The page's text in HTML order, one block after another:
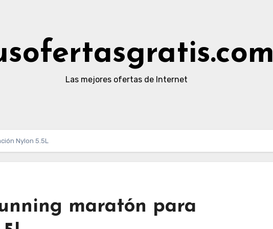
Las mejores ofertas de Internet
Nylon 5.5L
maratón para